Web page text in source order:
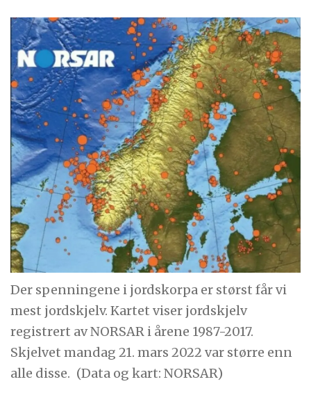
Der spenningene i jordskorpa er størst får vi
mest jordskjelv. Kartet viser jordskjelv
registrert av NORSAR i årene 1987-2017.
Skjelvet mandag 21. mars 2022 var større enn
alle disse. (Data og kart: NORSAR)